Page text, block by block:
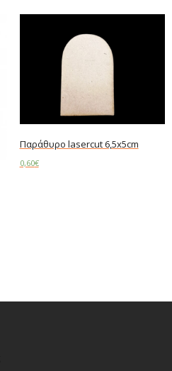
Παράθυρο lasercut 6,5x5cm
0,60€